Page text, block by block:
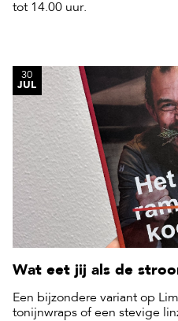
tot 14.00 uur.
Wat eet jij als de
30
JUL
Een bijzondere variant op
tonijnwraps of een stevige